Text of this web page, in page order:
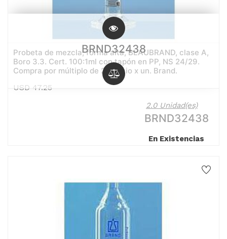
Probeta de mezcla, forma alta, BLAUBRAND, clase A,
Boro 3.3. Cert. 100:1ml con tapón en PP, NS 24/29.
Compra por múltiplo de 2/Precio x un. Brand.
USD 47.25
BRND32438
2.0 Unidad(es)
BRND32438
En Existencias